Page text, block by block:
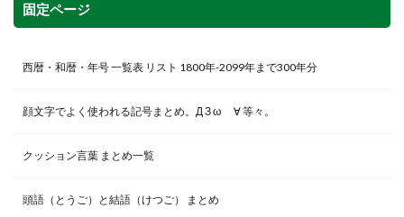
固定ページ
西暦・和暦・年号 一覧表 リスト 1800年-2099年まで300年分
顔文字でよく使われる記号まとめ。Д З ω ゞ∀ 等々。
クッション言葉 まとめ一覧
頭語（とうご）と結語（けつご） まとめ